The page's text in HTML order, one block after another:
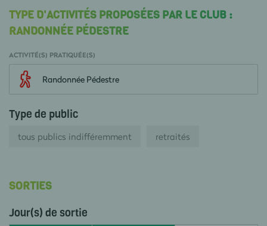
TYPE D'ACTIVITÉS PROPOSÉES PAR LE CLUB :
RANDONNÉE PÉDESTRE
ACTIVITÉ(S) PRATIQUÉE(S)
Randonnée Pédestre
Type de public
tous publics indifféremment retraités
SORTIES
Jour(s) de sortie